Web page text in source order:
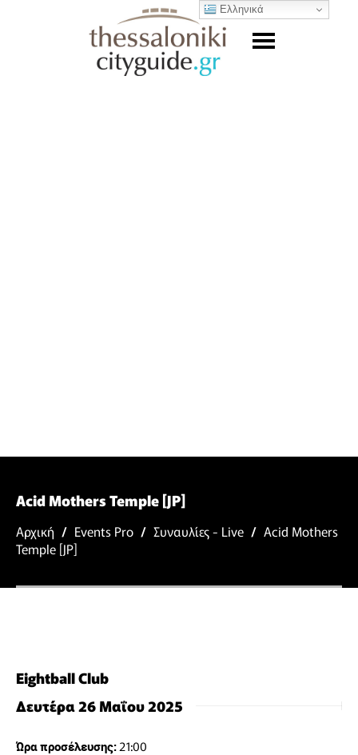
Acid Mothers Temple [JP]
Αρχική / Events Pro / Συναυλίες - Live / Acid Mothers
Temple [JP]
Eightball Club
Δευτέρα 26 Μαΐου 2025
Ώρα προσέλευσης: 21:00
Ελληνικά